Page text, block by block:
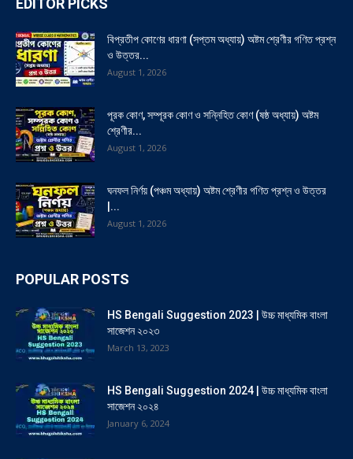
EDITOR PICKS
বিপ্রতীপ কোণের ধারণা (সপ্তম অধ্যায়) অষ্টম শ্রেণীর গণিত প্রশ্ন
ও উত্তর...
August 1, 2026
পূরক কোণ, সম্পূরক কোণ ও সন্নিহিত কোণ (ষষ্ঠ অধ্যায়) অষ্টম
শ্রেণীর...
August 1, 2026
ঘনফল নির্ণয় (পঞ্চম অধ্যায়) অষ্টম শ্রেণীর গণিত প্রশ্ন ও উত্তর
|...
August 1, 2026
POPULAR POSTS
HS Bengali Suggestion 2023 | উচ্চ মাধ্যমিক বাংলা
সাজেশন ২০২৩
March 13, 2023
HS Bengali Suggestion 2024 | উচ্চ মাধ্যমিক বাংলা
সাজেশন ২০২৪
January 6, 2024